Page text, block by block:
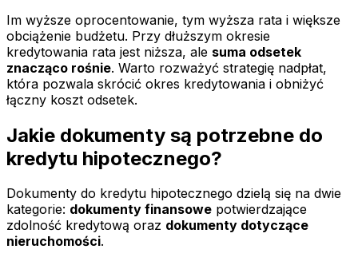
Im wyższe oprocentowanie, tym wyższa rata i większe
obciążenie budżetu. Przy dłuższym okresie
kredytowania rata jest niższa, ale suma odsetek
znacząco rośnie. Warto rozważyć strategię nadpłat,
która pozwala skrócić okres kredytowania i obniżyć
łączny koszt odsetek.
Jakie dokumenty są potrzebne do
kredytu hipotecznego?
Dokumenty do kredytu hipotecznego dzielą się na dwie
kategorie: dokumenty finansowe potwierdzające
zdolność kredytową oraz dokumenty dotyczące
nieruchomości.